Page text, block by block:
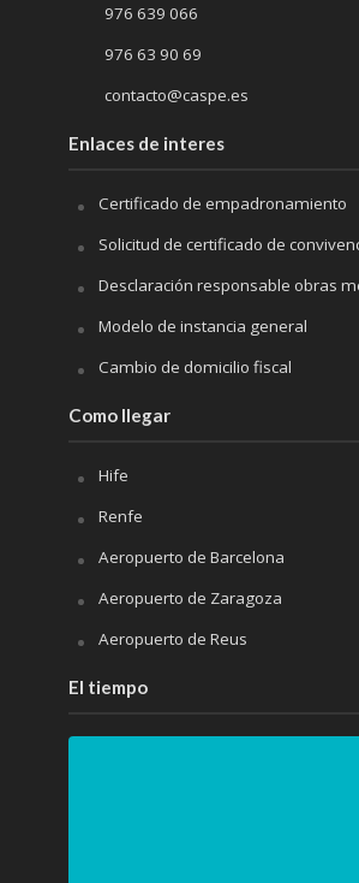
976 639 066
976 63 90 69
contacto@caspe.es
Enlaces de interes
Certificado de empadronamiento
Solicitud de certificado de
Desclaración responsable obras
Modelo de instancia general
Cambio de domicilio fiscal
Como llegar
Hife
Renfe
Aeropuerto de Barcelona
Aeropuerto de Zaragoza
Aeropuerto de Reus
El tiempo